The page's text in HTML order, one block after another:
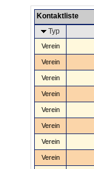
Kontaktliste
Typ
Verein
Verein
Verein
Verein
Verein
Verein
Verein
Verein